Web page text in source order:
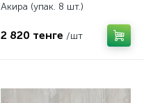
Акира (упак. 8 шт.)
2 820 тенге /шт